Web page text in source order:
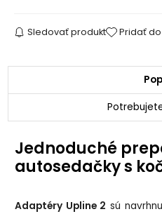
Sledovať produkt Pridať
Jednoduché
autosedačky s
Adaptéry Upline 2 sú